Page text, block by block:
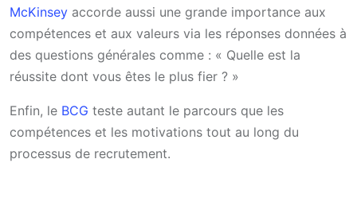
McKinsey accorde aussi une grande importance aux
compétences et aux valeurs via les réponses données à
des questions générales comme : « Quelle est la
réussite dont vous êtes le plus fier ? »
Enfin, le BCG teste autant le parcours que les
compétences et les motivations tout au long du
processus de recrutement.